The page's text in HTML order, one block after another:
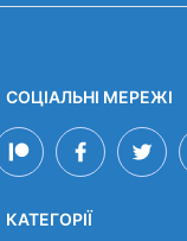
СОЦІАЛЬНІ МЕРЕЖІ
КАТЕГОРІЇ